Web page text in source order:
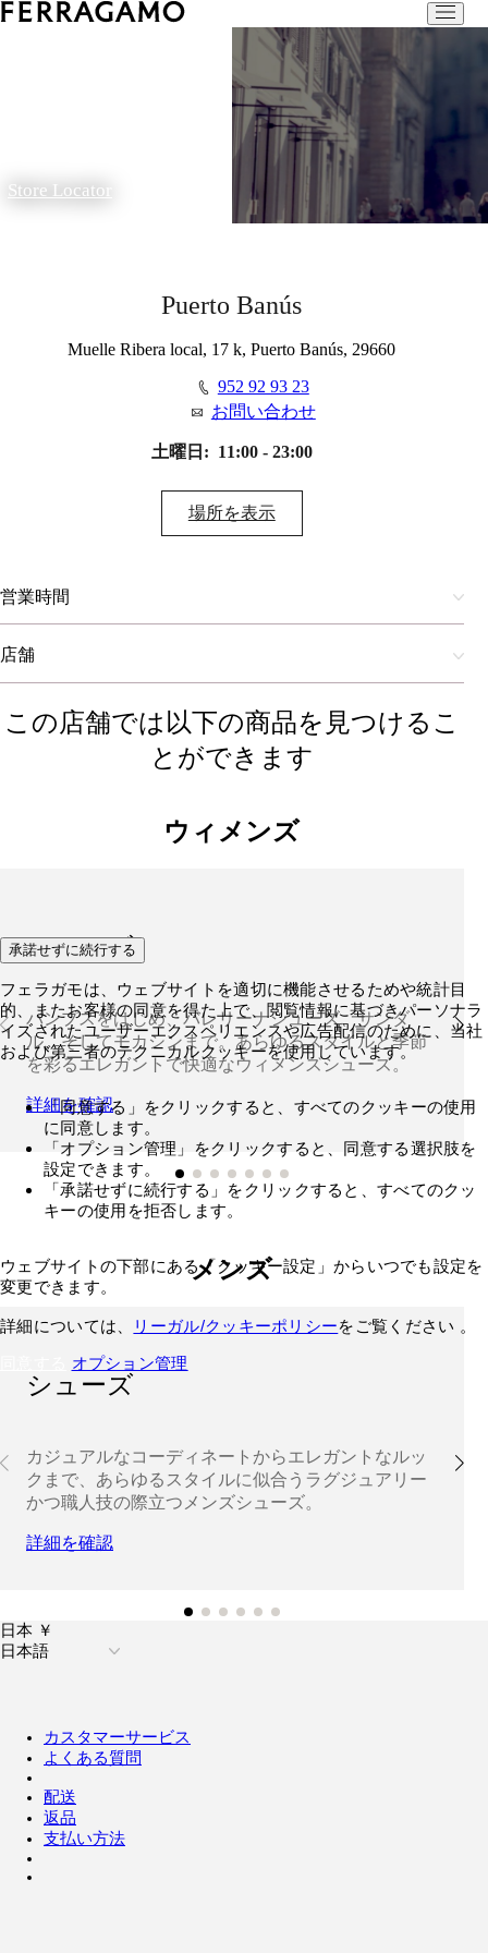
Store Locator
Puerto Banús
Muelle Ribera local, 17 k, Puerto Banús, 29660
952 92 93 23
お問い合わせ
土曜日: 11:00 - 23:00
場所を表示​
営業時間
店舗
この店舗では以下の商品を見つけるこ
とができます
ウィメンズ
シューズ
パンプスをはじめ、バレリーナシューズ、サンダ
ル、そしてモカシンまで。あらゆるスタイルと季節
を彩るエレガントで快適なウィメンズシューズ。
詳細を確認
メンズ
シューズ
カジュアルなコーディネートからエレガントなルッ
クまで、あらゆるスタイルに似合うラグジュアリー
かつ職人技の際立つメンズシューズ。
詳細を確認
日本 ￥
日本語
カスタマーサービス
よくある質問
配送
返品
支払い方法
承諾せずに続行する
フェラガモは、ウェブサイトを適切に機能させるためや統計目
的、またお客様の同意を得た上で、閲覧情報に基づきパーソナラ
イズされたユーザーエクスペリエンスや広告配信のために、当社
および第三者のテクニカルクッキーを使用しています。
「同意する」をクリックすると、すべてのクッキーの使用
に同意します。
「オプション管理」をクリックすると、同意する選択肢を
設定できます。
「承諾せずに続行する」をクリックすると、すべてのクッ
キーの使用を拒否します。
ウェブサイトの下部にある「クッキー設定」からいつでも設定を
変更できます。
詳細については、 リーガル/クッキーポリシーをご覧ください 。
オプション管理